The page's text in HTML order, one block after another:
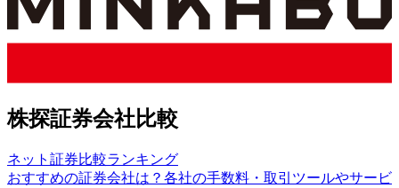
株探証券会社比較
ネット証券比較ランキング
おすすめの証券会社は？各社の手数料・取引ツールやサービ